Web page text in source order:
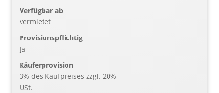
Verfügbar ab
vermietet
Provisionspflichtig
Ja
Käufer­provision
3% des Kaufpreises zzgl. 20%
USt.